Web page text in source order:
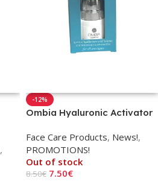
,
-12%
Ombia Hyaluronic Activator
Face Care Products, News!,
PROMOTIONS!
Out of stock
8.50€ 7.50€